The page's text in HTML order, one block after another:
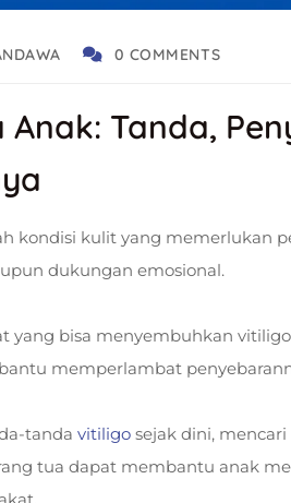
0 COMMENTS
Tanda,
kondisi kulit yang memerlukan
dukungan emosional.
yang bisa menyembuhkan
memperlambat
tanda vitiligo sejak dini,
tua dapat membantu anak